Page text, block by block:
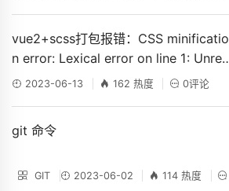
vue2+scss打包报错：CSS minificatio
n error: Lexical error on line 1: Unrec
ognized text.
2023-06-13 162 热度 0评论
git 命令
GIT 2023-06-02 114 热度